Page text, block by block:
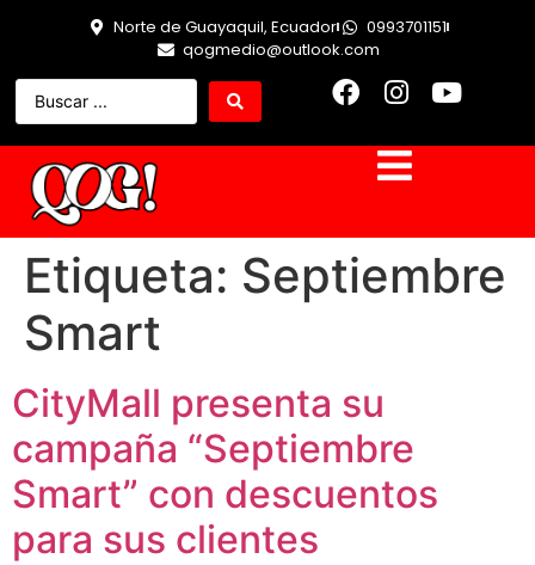
Norte de Guayaquil, Ecuador
0993701151
qogmedio@outlook.com
Etiqueta: Septiembre
Smart
CityMall presenta su
campaña “Septiembre
Smart” con descuentos
para sus clientes